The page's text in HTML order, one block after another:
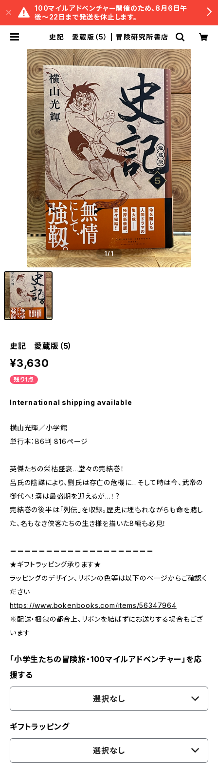
100マイルアドベンチャー開催のため、8月6日午
後〜22日まで発送を休止します。
史記 愛蔵版（5） | 冒険研究所書店
1/1
史記 愛蔵版（5）
¥3,630
残り1点
International shipping available
横山光輝／小学館
単行本：B6判 816ページ
英傑たちの栄枯盛衰…堂々の完結巻！
呂氏の陰謀により、劉氏は存亡の危機に…そして時は今、武帝の
御代へ！漢は最盛期を迎えるが…！？
完結巻の後半は「列伝」を収録。歴史に埋もれながらも命を賭し
た、名もなき侠客たちの生き様を描いた8編も必見！
＝＝＝＝＝＝＝＝＝＝＝＝＝＝＝＝＝＝＝＝
★ギフトラッピング承ります★
ラッピングのデザイン、リボンの色等は以下のページからご確認く
ださい
https://www.bokenbooks.com/items/56347964
※配送・梱包の都合上、リボンを結ばずにお送りする場合もござ
います
「小学生たちの冒険旅・100マイルアドベンチャー」を応
援する
選択なし
ギフトラッピング
選択なし